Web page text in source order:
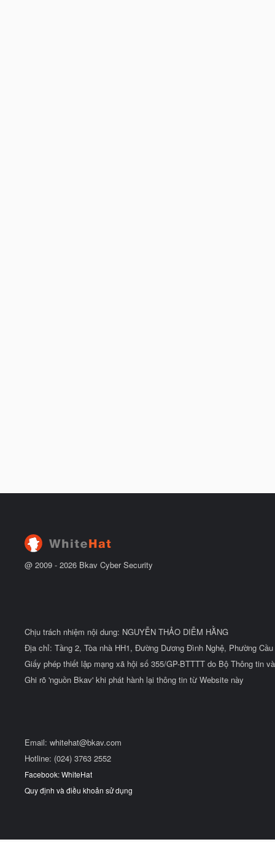
@ 2009 - 2026 Bkav Cyber Security
Chịu trách nhiệm nội dung: NGUYỄN THẢO DIỄM HẰNG
Địa chỉ: Tầng 2, Tòa nhà HH1, Đường Dương Đình Nghệ, Phường
Giấy phép thiết lập mạng xã hội số 355/GP-BTTTT do Bộ Thông tin
Ghi rõ 'nguồn Bkav' khi phát hành lại thông tin từ Website này
Email: whitehat@bkav.com
Hotline: (024) 3763 2552
Facebook: WhiteHat
Quy định và điều khoản sử dụng